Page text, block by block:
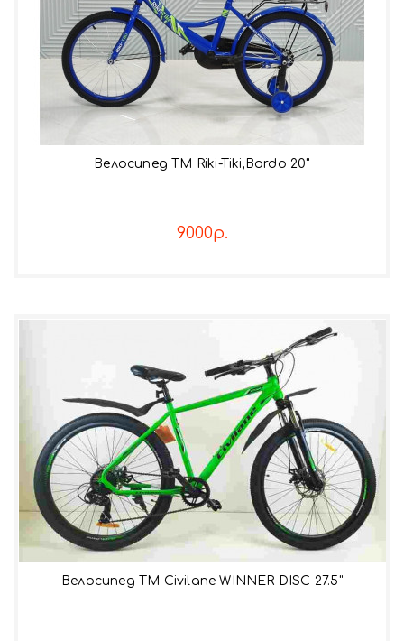
Велосипед TM Riki-Tiki,Bordo 20"
9000р.
Велосипед TM Civilane WINNER DISC 27.5"